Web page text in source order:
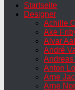
Startseite
Designer
Achille
Ake
Alvar
André
Anton
Arne
Arne